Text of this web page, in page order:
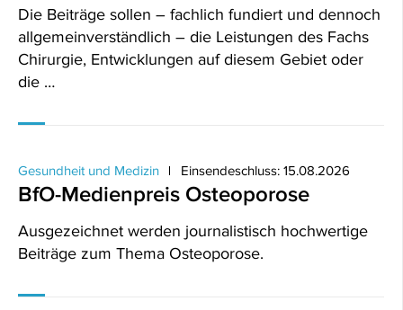
Die Beiträge sollen – fachlich fundiert und dennoch
allgemeinverständlich – die Leistungen des Fachs
Chirurgie, Entwicklungen auf diesem Gebiet oder
die …
Gesundheit und Medizin Einsendeschluss: 15.08.2026
BfO-Medienpreis Osteoporose
Ausgezeichnet werden journalistisch hochwertige
Beiträge zum Thema Osteoporose.